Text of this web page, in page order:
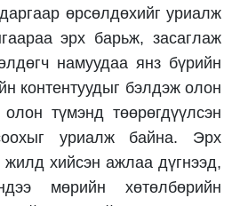
өрсөлдөхийг уриалж
эрх барьж, засаглаж
намуудаа янз бүрийн
контентуудыг бэлдэж олон
түмэнд төөрөгдүүлсэн
уриалж байна. Эрх
жилд хийсэн ажлаа дүгнээд,
мөрийн хөтөлбөрийн